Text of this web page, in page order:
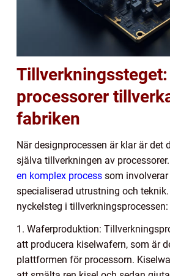
processorer
fabriken
När designprocessen är klar är det
själva tillverkningen av
en komplex process som
specialiserad utrustning och
nyckelsteg i tillverkningsprocessen:
1. Waferproduktion:
att producera kiselwafern, som är
plattformen för processorn.